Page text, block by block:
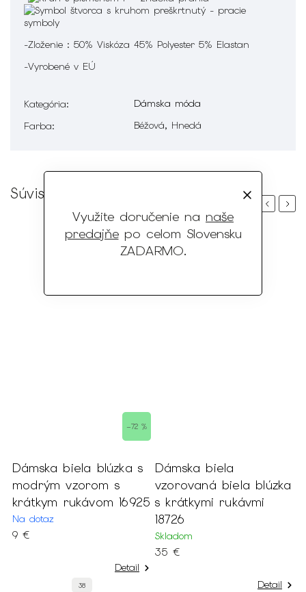
Využite doručenie na naše
predajňepo celom Slovensku
ZADARMO.
-Zloženie : 50% Viskóza 45% Polyester 5% Elastan
-Vyrobené v EÚ
Kategória:
Dámska móda
Farba: Béžová, Hnedá
Súvisiaci tovar
Previous
–72 %
Dámska biela blúzka s
modrým vzorom s
krátkym rukávom 16925
Na dotaz
9 €
Detail
38
Dámska biela
vzorovaná biela blúzka
s krátkymi rukávmi
18726
Skladom
35 €
Detail
Next